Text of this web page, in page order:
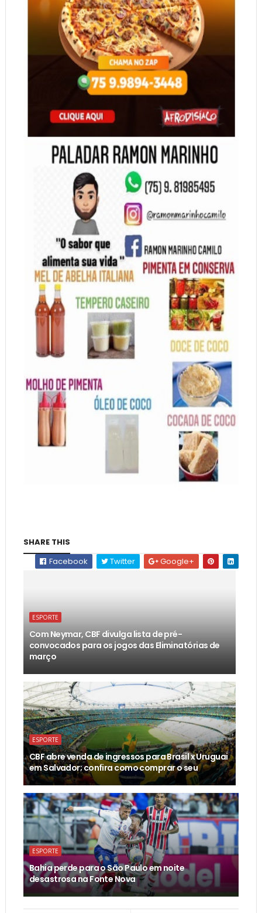
SHARE THIS
Facebook
Twitter Google+
ESPORTE
Com Neymar, CBF divulga lista de pré-
convocados para os jogos das Eliminatórias de
março
ESPORTE
CBF abre venda de ingressos para Brasil x Uruguai
em Salvador; confira como comprar o seu
ESPORTE
Bahia perde para o São Paulo em noite
desastrosa na Fonte Nova